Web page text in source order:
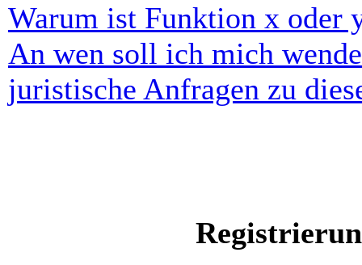
Warum ist Funktion x oder
An wen soll ich mich
juristische Anfragen zu